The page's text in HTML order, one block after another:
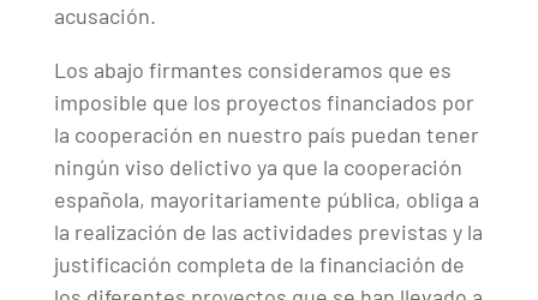
acusación.
Los abajo firmantes consideramos que es
imposible que los proyectos financiados por
la cooperación en nuestro país puedan tener
ningún viso delictivo ya que la cooperación
española, mayoritariamente pública, obliga a
la realización de las actividades previstas y la
justificación completa de la financiación de